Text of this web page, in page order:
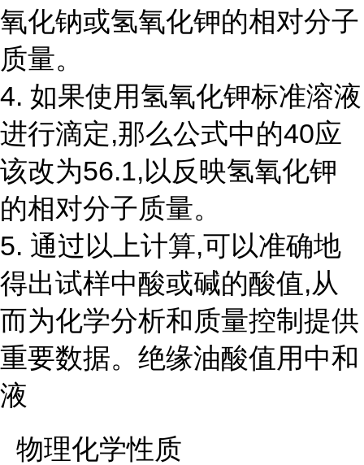
氧化钠或氢氧化钾的相对分子
质量。
4. 如果使用氢氧化钾标准溶液
进行滴定,那么公式中的40应
该改为56.1,以反映氢氧化钾
的相对分子质量。
5. 通过以上计算,可以准确地
得出试样中酸或碱的酸值,从
而为化学分析和质量控制提供
重要数据。绝缘油酸值用中和
液
物理化学性质